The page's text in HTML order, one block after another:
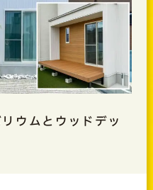
ウムとウッドデッ